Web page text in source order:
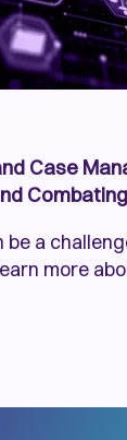
Case
a
more